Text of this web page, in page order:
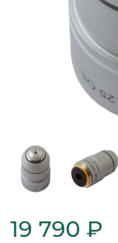
19 790 ₽